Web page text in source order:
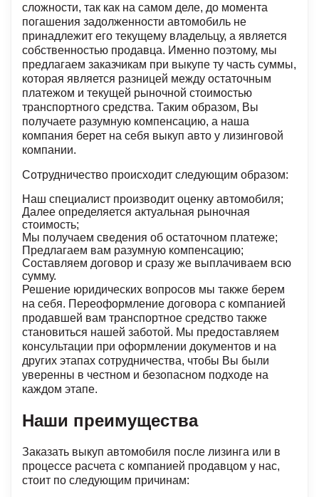
сложности, так как на самом деле, до момента
погашения задолженности автомобиль не
принадлежит его текущему владельцу, а является
собственностью продавца. Именно поэтому, мы
предлагаем заказчикам при выкупе ту часть суммы,
которая является разницей между остаточным
платежом и текущей рыночной стоимостью
транспортного средства. Таким образом, Вы
получаете разумную компенсацию, а наша
компания берет на себя выкуп авто у лизинговой
компании.
Сотрудничество происходит следующим образом:
Наш специалист производит оценку автомобиля;
Далее определяется актуальная рыночная
стоимость;
Мы получаем сведения об остаточном платеже;
Предлагаем вам разумную компенсацию;
Составляем договор и сразу же выплачиваем всю
сумму.
Решение юридических вопросов мы также берем
на себя. Переоформление договора с компанией
продавшей вам транспортное средство также
становиться нашей заботой. Мы предоставляем
консультации при оформлении документов и на
других этапах сотрудничества, чтобы Вы были
уверенны в честном и безопасном подходе на
каждом этапе.
Наши преимущества
Заказать выкуп автомобиля после лизинга или в
процессе расчета с компанией продавцом у нас,
стоит по следующим причинам: